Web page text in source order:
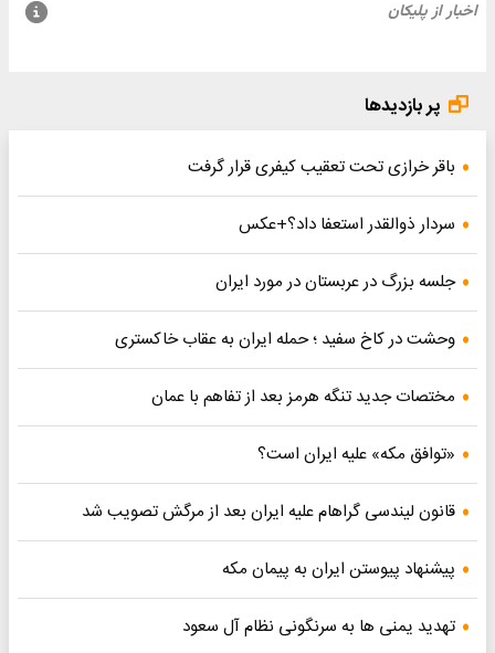
پر بازدیدها
باقر خرازی تحت تعقیب کیفری قرار گرفت
سردار ذوالقدر استعفا داد؟+عکس
جلسه بزرگ در عربستان در مورد ایران
وحشت در کاخ سفید ؛ حمله ایران به عقاب خاکستری
مختصات جدید تنگه هرمز بعد از تفاهم با عمان
«توافق مکه» علیه ایران است؟
قانون لیندسی گراهام علیه ایران بعد از مرگش تصویب شد
پیشنهاد پیوستن ایران به پیمان مکه
تهدید یمنی ها به سرنگونی نظام آل سعود